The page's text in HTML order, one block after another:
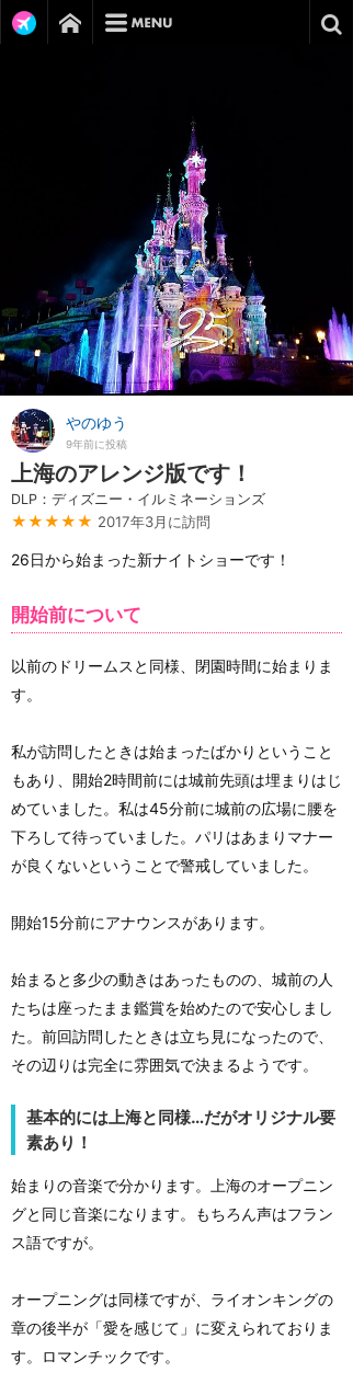
やのゆう
9年前に投稿
上海のアレンジ版です！
DLP：ディズニー・イルミネーションズ
★★★★★ 2017年3月に訪問
26日から始まった新ナイトショーです！
開始前について
以前のドリームスと同様、閉園時間に始まりま
す。
私が訪問したときは始まったばかりということ
もあり、開始2時間前には城前先頭は埋まりはじ
めていました。私は45分前に城前の広場に腰を
下ろして待っていました。パリはあまりマナー
が良くないということで警戒していました。
開始15分前にアナウンスがあります。
始まると多少の動きはあったものの、城前の人
たちは座ったまま鑑賞を始めたので安心しまし
た。前回訪問したときは立ち見になったので、
その辺りは完全に雰囲気で決まるようです。
基本的には上海と同様…だがオリジナル要
素あり！
始まりの音楽で分かります。上海のオープニン
グと同じ音楽になります。もちろん声はフラン
ス語ですが。
オープニングは同様ですが、ライオンキングの
章の後半が「愛を感じて」に変えられておりま
す。ロマンチックです。